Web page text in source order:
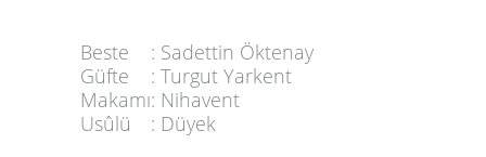
Beste : Sadettin Öktenay
Güfte
: Turgut Yarkent
Makamı: Nihavent
Usûlü
: Düyek